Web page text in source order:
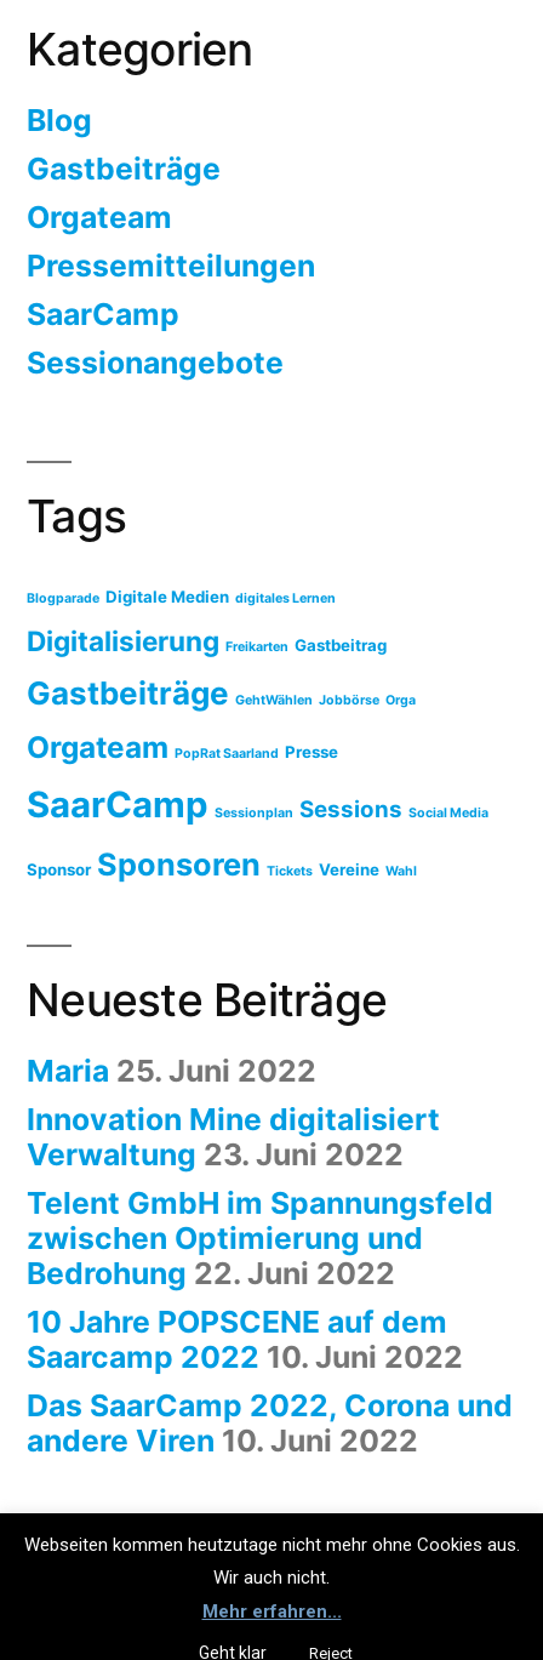
Kategorien
Blog
Gastbeiträge
Orgateam
Pressemitteilungen
SaarCamp
Sessionangebote
Tags
Blogparade Digitale Medien digitales Lernen
Digitalisierung Freikarten Gastbeitrag
Gastbeiträge GehtWählen Jobbörse Orga
Orgateam PopRat Saarland Presse
SaarCamp Sessionplan Sessions Social Media
Sponsor Sponsoren Tickets Vereine Wahl
Neueste Beiträge
Maria 25. Juni 2022
Innovation Mine digitalisiert
Verwaltung 23. Juni 2022
Telent GmbH im Spannungsfeld
zwischen Optimierung und
Bedrohung 22. Juni 2022
10 Jahre POPSCENE auf dem
Saarcamp 2022 10. Juni 2022
Das SaarCamp 2022, Corona und
andere Viren 10. Juni 2022
Stolz präsentiert von WordPress.
Impressum
Webseiten kommen heutzutage nicht mehr ohne Cookies aus.
Wir auch nicht.
Mehr erfahren...
Geht klar Reject